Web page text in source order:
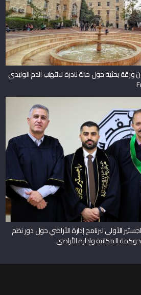
بحثية حول حالة نادرة لالتهاب الدم الوليدي
الأولى لبرنامج إدارة الأراضي حول دور نظم
المكانية وإدارة الأراضي